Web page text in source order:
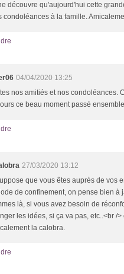
découvre qu'aujourd'hui cette
condoléances à la famille.
04/04/2020 13:25
nos amitiés et nos condoléances.
ce beau moment passé
27/03/2020 13:12
que vous êtes auprès de vos
de confinement, on pense bien à
là, si vous avez besoin de
les idées, si ça va pas, etc..<br /
la calobra.